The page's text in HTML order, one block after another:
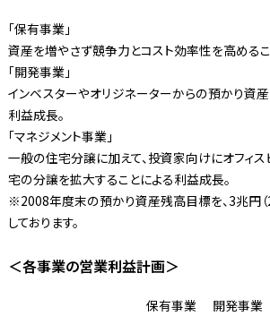
「保有事業」
資産を増やさず競争力とコスト効率性を高める
「開発事業」
インベスターやオリジネーターからの預かり資
利益成長。
「マネジメント事業」
一般の住宅分譲に加えて、投資家向けにオフィス
宅の分譲を拡大することによる利益成長。
※2008年度末の預かり資産残高目標を、3兆円
しております。
＜各事業の営業利益計画＞
保有事業 開発事業